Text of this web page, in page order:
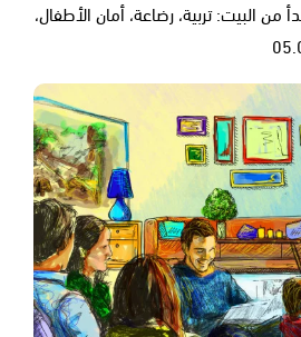
البيت: تربية، رضاعة، أمان الأطفال،